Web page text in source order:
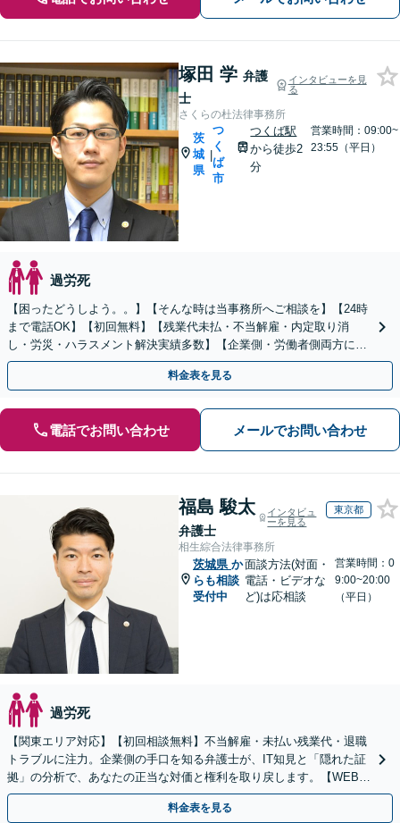
塚田 学 弁護
士
インタビューを見
る
さくらの杜法律事務所
茨
城
県
|
つ
く
ば
市
つくば駅
から徒歩2
分
営業時間：09:00~
23:55（平日）
過労死
【困ったどうしよう。。】【そんな時は当事務所へご相談を】【24時
まで電話OK】【初回無料】【残業代未払・不当解雇・内定取り消
し・労災・ハラスメント解決実績多数】【企業側・労働者側両方に対
応可】【従業員トラブル、問題社員対応もお任せください】
料金表を見る
電話でお問い合わせ メールでお問い合わせ
福島 駿太
弁護士
インタビュ
ーを見る
東京都
相生綜合法律事務所
茨城県 か
らも相談
受付中
面談方法(対面・
電話・ビデオな
ど)は応相談
営業時間：0
9:00~20:00
（平日）
過労死
【関東エリア対応】【初回相談無料】不当解雇・未払い残業代・退職
トラブルに注力。企業側の手口を知る弁護士が、IT知見と「隠れた証
拠」の分析で、あなたの正当な対価と権利を取り戻します。【WEB面
談可】
料金表を見る